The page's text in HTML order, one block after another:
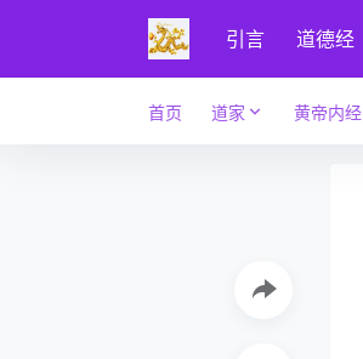
引言 道德经
首页 道家 黄帝内经